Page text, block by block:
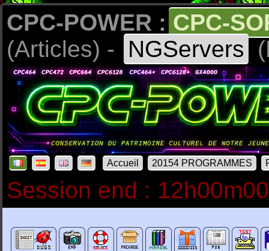
CPC-POWER : CPC-
(Articles) -
NGServers
Accueil 20154 PROGRAMMES
Session end :